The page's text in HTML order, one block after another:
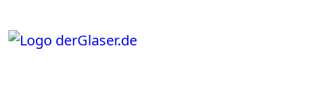
springen